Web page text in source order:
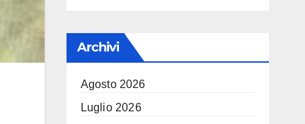
Archivi
Agosto 2026
Luglio 2026